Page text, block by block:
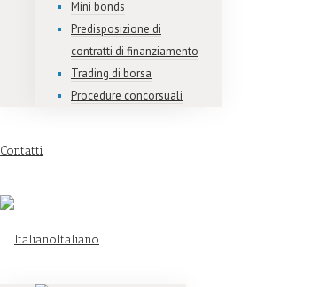
Mini bonds
Predisposizione di
contratti di finanziamento
Trading di borsa
Procedure concorsuali
Contatti
Italiano